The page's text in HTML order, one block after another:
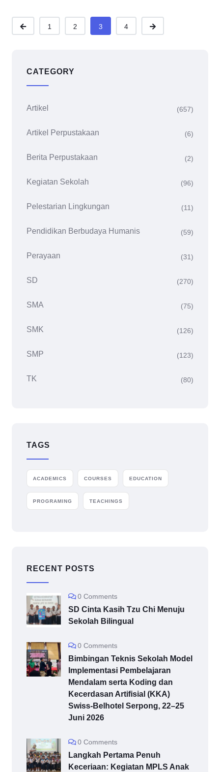
1 2 3 4
CATEGORY
Artikel (657)
Artikel Perpustakaan (6)
Berita Perpustakaan (2)
Kegiatan Sekolah (96)
Pelestarian Lingkungan (11)
Pendidikan Berbudaya Humanis (59)
Perayaan (31)
SD (270)
SMA (75)
SMK (126)
SMP (123)
TK (80)
TAGS
ACADEMICS COURSES EDUCATION
PROGRAMING TEACHINGS
RECENT POSTS
0 Comments
SD Cinta Kasih Tzu Chi Menuju
Sekolah Bilingual
0 Comments
Bimbingan Teknis Sekolah Model
Implementasi Pembelajaran
Mendalam serta Koding dan
Kecerdasan Artifisial (KKA)
Swiss-Belhotel Serpong, 22–25
Juni 2026
0 Comments
Langkah Pertama Penuh
Keceriaan: Kegiatan MPLS Anak